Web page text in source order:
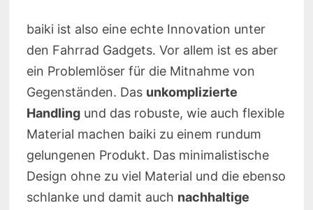
baiki ist also eine echte Innovation unter
den Fahrrad Gadgets. Vor allem ist es aber
ein Problemlöser für die Mitnahme von
Gegenständen. Das unkomplizierte
Handlingund das robuste, wie auch flexible
Material machen baiki zu einem rundum
gelungenen Produkt. Das minimalistische
Design ohne zu viel Material und die ebenso
schlanke und damit auch nachhaltige